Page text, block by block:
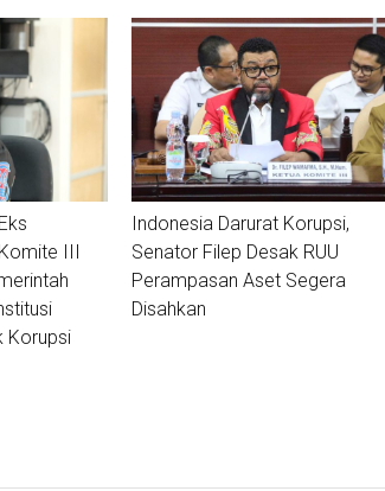
III
Korupsi
Indonesia Darurat Korupsi,
Senator Filep Desak RUU
Perampasan Aset Segera
Disahkan